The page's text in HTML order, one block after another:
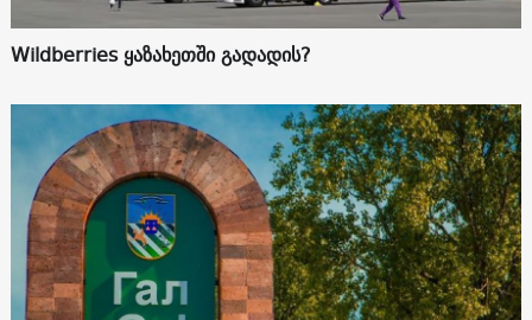
Wildberries ყაზახეთში გადადის?